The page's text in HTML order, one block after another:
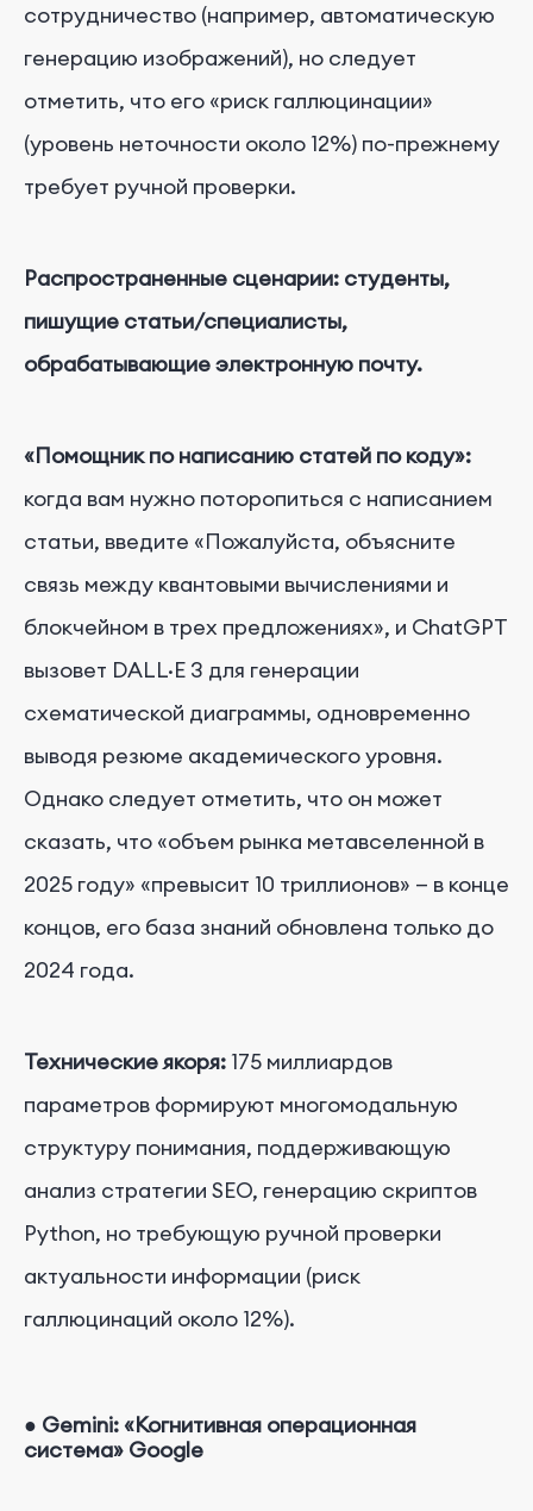
сотрудничество (например, автоматическую
генерацию изображений), но следует
отметить, что его «риск галлюцинации»
(уровень неточности около 12%) по-прежнему
требует ручной проверки.
Распространенные сценарии: студенты,
пишущие статьи/специалисты,
обрабатывающие электронную почту.
«Помощник по написанию статей по коду»:
когда вам нужно поторопиться с написанием
статьи, введите «Пожалуйста, объясните
связь между квантовыми вычислениями и
блокчейном в трех предложениях», и ChatGPT
вызовет DALL·E 3 для генерации
схематической диаграммы, одновременно
выводя резюме академического уровня.
Однако следует отметить, что он может
сказать, что «объем рынка метавселенной в
2025 году» «превысит 10 триллионов» — в конце
концов, его база знаний обновлена только до
2024 года.
Технические якоря:175 миллиардов
параметров формируют многомодальную
структуру понимания, поддерживающую
анализ стратегии SEO, генерацию скриптов
Python, но требующую ручной проверки
актуальности информации (риск
галлюцинаций около 12%).
● Gemini: «Когнитивная операционная
система» Google